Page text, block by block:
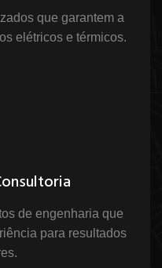
que garantem a
elétricos e térmicos.
de engenharia que
para resultados